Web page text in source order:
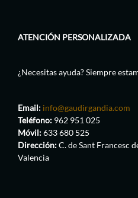
ATENCIÓN PERSONALIZADA
¿Necesitas ayuda? Siempre
Email: info@gaudirgandia.com
Teléfono: 962 951 025
Móvil:633 680 525
Dirección:C. de Sant Francesc
Valencia